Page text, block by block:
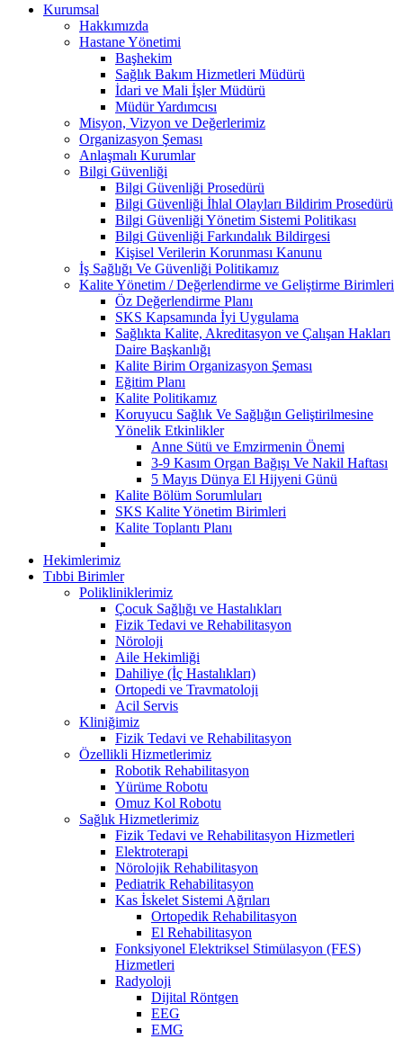
Kurumsal
Hakkımızda
Hastane Yönetimi
Başhekim
Sağlık Bakım Hizmetleri Müdürü
İdari ve Mali İşler Müdürü
Müdür Yardımcısı
Misyon, Vizyon ve Değerlerimiz
Organizasyon Şeması
Anlaşmalı Kurumlar
Bilgi Güvenliği
Bilgi Güvenliği Prosedürü
Bilgi Güvenliği İhlal Olayları Bildirim Prosedürü
Bilgi Güvenliği Yönetim Sistemi Politikası
Bilgi Güvenliği Farkındalık Bildirgesi
Kişisel Verilerin Korunması Kanunu
İş Sağlığı Ve Güvenliği Politikamız
Kalite Yönetim / Değerlendirme ve Geliştirme Birimleri
Öz Değerlendirme Planı
SKS Kapsamında İyi Uygulama
Sağlıkta Kalite, Akreditasyon ve Çalışan Hakları
Daire Başkanlığı
Kalite Birim Organizasyon Şeması
Eğitim Planı
Kalite Politikamız
Koruyucu Sağlık Ve Sağlığın Geliştirilmesine
Yönelik Etkinlikler
Anne Sütü ve Emzirmenin Önemi
3-9 Kasım Organ Bağışı Ve Nakil Haftası
5 Mayıs Dünya El Hijyeni Günü
Kalite Bölüm Sorumluları
SKS Kalite Yönetim Birimleri
Kalite Toplantı Planı
Hekimlerimiz
Tıbbi Birimler
Polikliniklerimiz
Çocuk Sağlığı ve Hastalıkları
Fizik Tedavi ve Rehabilitasyon
Nöroloji
Aile Hekimliği
Dahiliye (İç Hastalıkları)
Ortopedi ve Travmatoloji
Acil Servis
Kliniğimiz
Fizik Tedavi ve Rehabilitasyon
Özellikli Hizmetlerimiz
Robotik Rehabilitasyon
Yürüme Robotu
Omuz Kol Robotu
Sağlık Hizmetlerimiz
Fizik Tedavi ve Rehabilitasyon Hizmetleri
Elektroterapi
Nörolojik Rehabilitasyon
Pediatrik Rehabilitasyon
Kas İskelet Sistemi Ağrıları
Ortopedik Rehabilitasyon
El Rehabilitasyon
Fonksiyonel Elektriksel Stimülasyon (FES)
Hizmetleri
Radyoloji
Dijital Röntgen
EEG
EMG